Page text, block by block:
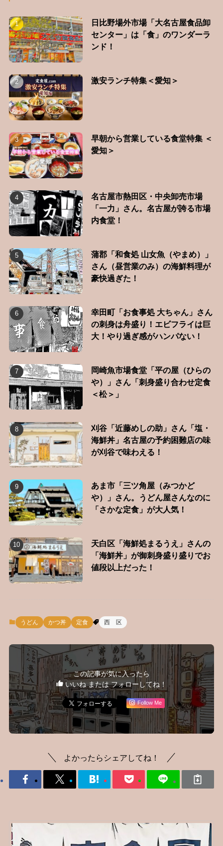
日比野場外市場「大名古屋食品卸
センター」は「食」のワンダーラ
ンド！
激安ランチ特集＜愛知＞
早朝から営業している食堂特集 ＜
愛知＞
名古屋市熱田区・中央卸売市場
「一力」さん。名古屋が誇る市場
内食堂！
蒲郡「和食処 山女魚（やまめ）」
さん（昼営業のみ）の海鮮料理が
豪快過ぎた！
幸田町「お食事処 大ちゃん」さん
の刺身は舟盛り！エビフライは巨
大！やり過ぎ感がハンパない！
岡崎魚市場食堂「平の屋（ひらの
や）」さん「刺身盛り合わせ定食
＜松＞」
刈谷「近藤めしの助」さん「塩・
海鮮丼」名古屋の予約困難店の味
が刈谷で味わえる！
あま市「三ツ角屋（みつかど
や）」さん。うどん屋さんなのに
「さかな定食」が大人気！
天白区「海鮮処まるうえ」さんの
「海鮮丼」が御刺身盛り盛りでお
値段以上だった！
うどん かつ丼 定食 西 区
この記事が気に入ったら
いいね または フォローしてね！
Follow Me
よかったらシェアしてね！